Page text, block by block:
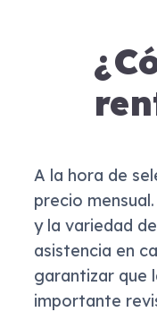
A la hora de
precio
y la variedad
asistencia en
garantizar que
importante